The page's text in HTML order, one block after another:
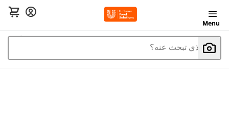
Menu
ما الذي تبحث عنه؟